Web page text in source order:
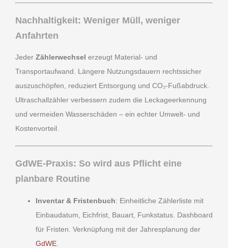
Nachhaltigkeit: Weniger Müll, weniger
Anfahrten
Jeder Zählerwechsel erzeugt Material- und
Transportaufwand. Längere Nutzungsdauern rechtssicher
auszuschöpfen, reduziert Entsorgung und CO₂-Fußabdruck.
Ultraschallzähler verbessern zudem die Leckageerkennung
und vermeiden Wasserschäden – ein echter Umwelt- und
Kostenvorteil.
GdWE-Praxis: So wird aus Pflicht eine
planbare Routine
Inventar & Fristenbuch: Einheitliche Zählerliste mit
Einbaudatum, Eichfrist, Bauart, Funkstatus. Dashboard
für Fristen. Verknüpfung mit der Jahresplanung der
GdWE